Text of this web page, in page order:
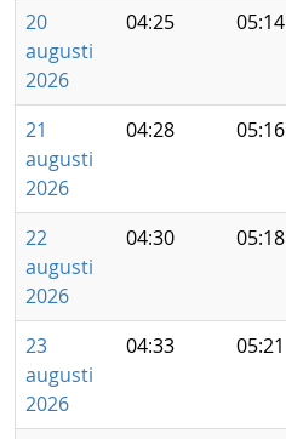
20
augusti
2026
04:25 05:14
21
augusti
2026
04:28 05:16
22
augusti
2026
04:30 05:18
23
augusti
2026
04:33 05:21